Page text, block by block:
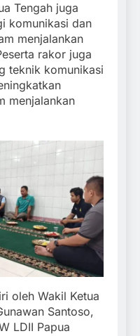
Tengah juga
komunikasi dan
menjalankan
rakor juga
teknik komunikasi
menjalankan
oleh Wakil Ketua
Santoso,
LDII Papua